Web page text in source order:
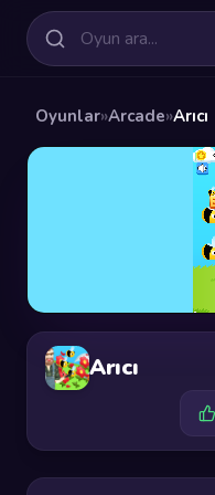
Oyunlar»Arcade»Arıcı
Arıcı